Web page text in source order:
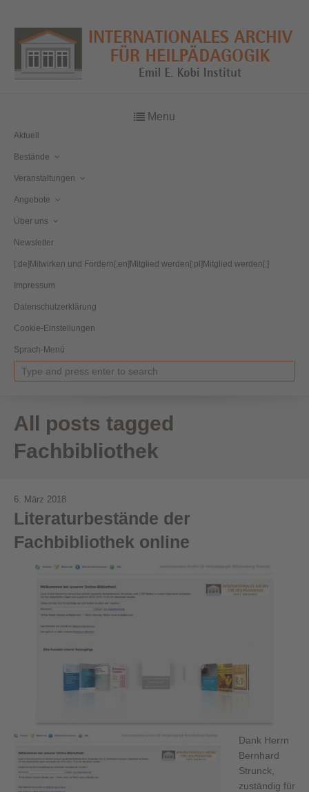
Menu
Aktuell
Bestände
Veranstaltungen
Angebote
Über uns
Newsletter
[:de]Mitwirken und Fördern[:en]Mitglied werden[:pl]Mitglied werden[:]
Impressum
Datenschutzerklärung
Cookie-Einstellungen
Sprach-Menü
All posts tagged
Fachbibliothek
6. März 2018
Literaturbestände der
Fachbibliothek online
Dank Herrn
Bernhard
Strunck,
zuständig für